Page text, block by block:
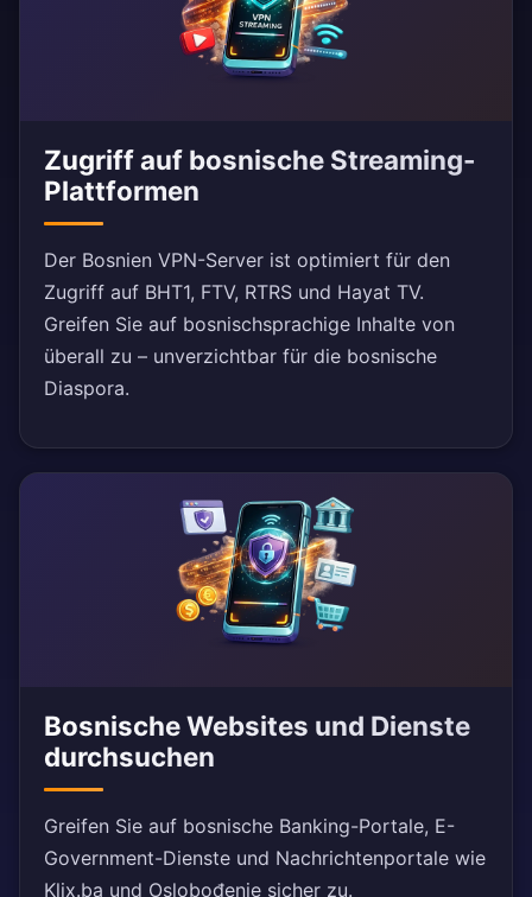
Zugriff auf bosnische Streaming-
Plattformen
Der Bosnien VPN-Server ist optimiert für den
Zugriff auf BHT1, FTV, RTRS und Hayat TV.
Greifen Sie auf bosnischsprachige Inhalte von
überall zu – unverzichtbar für die bosnische
Diaspora.
Bosnische Websites und Dienste
durchsuchen
Greifen Sie auf bosnische Banking-Portale, E-
Government-Dienste und Nachrichtenportale wie
Klix.ba und Oslobođenje sicher zu.